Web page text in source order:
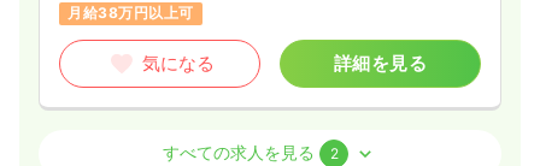
月給38万円以上可
気になる 詳細を見る
すべての求人を見る 2